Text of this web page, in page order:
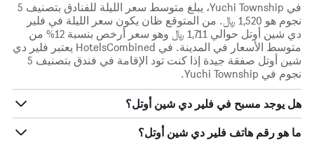
في Yuchi Township، يبلغ متوسط ​​سعر الليلة للفنادق بتصنيف 5
نجوم هو 1,520 ﷼. من المتوقع ظان يكون سعر الليلة في فلير
دي شين أوتل حوالي 1,711 ﷼ وهو سعر أرخص بنسبة 12% من
متوسط الأسعار في المدينة. في HotelsCombined يعتبر فلير دي
شين أوتل صفقة جيدة إذا كنت تود الإقامة في فندق بتصنيف 5
نجوم في Yuchi Township.
هل يوجد مسبح في فلير دي شين أوتل؟
ما هو رقم هاتف فلير دي شين أوتل؟